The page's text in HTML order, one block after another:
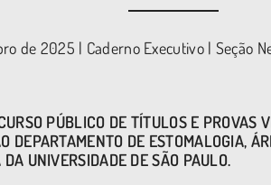
de 2025 | Caderno Executivo | Seção
PÚBLICO DE TÍTULOS E PROVAS
DEPARTAMENTO DE ESTOMALOGIA,
UNIVERSIDADE DE SÃO PAULO.